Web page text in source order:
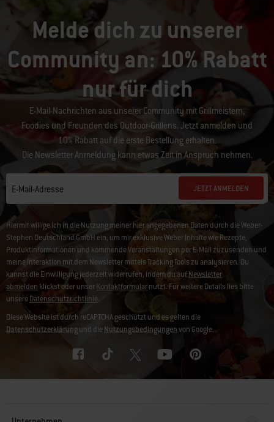
Melde dich zu unserer
Community an: 10% Rabatt
nur für dich
E-Mail-Nachrichten aus unserer Community mit Grillmeistern,
Foodies und Freunden des Outdoor-Grillens. Jetzt anmelden und
10% Rabatt auf die erste Bestellung erhalten.
Die Newsletter Anmeldung kann etwas Zeit in Anspruch nehmen.
E-Mail-Adresse JETZT ANMELDEN
Hiermit willige ich in die Nutzung meiner hier angegebenen Daten durch die Weber-
Stephen Deutschland GmbH ein, um mir exklusive Weber Inhalte wie Rezepte,
Produktinformationen und kommende Veranstaltungen per E-Mail zuzusenden und
meine Interaktion mit dem Newsletter mittels Tracking Tools zu analysieren. Du
kannst die Einwilligung jederzeit widerrufen, indem du aufNewsletter
abmelden klickst oder unserKontaktformularnutzt. Für weitere Details lies bitte
unsereDatenschutzrichtlinie.
Diese Website ist durch reCAPTCHA geschützt und es gelten die
Datenschutzerklärungund dieNutzungsbedingungenvon Google.